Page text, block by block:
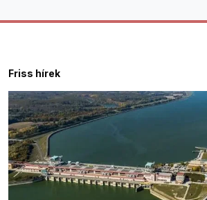
Friss hírek